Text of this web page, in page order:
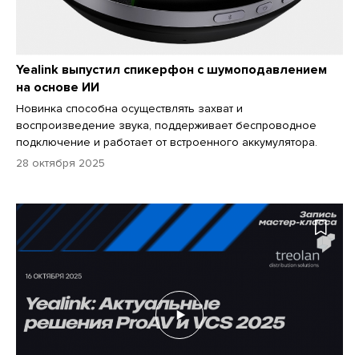
Yealink выпустил спикерфон с шумоподавлением
на основе ИИ
Новинка способна осуществлять захват и
воспроизведение звука, поддерживает беспроводное
подключение и работает от встроенного аккумулятора.
28 октября 2025